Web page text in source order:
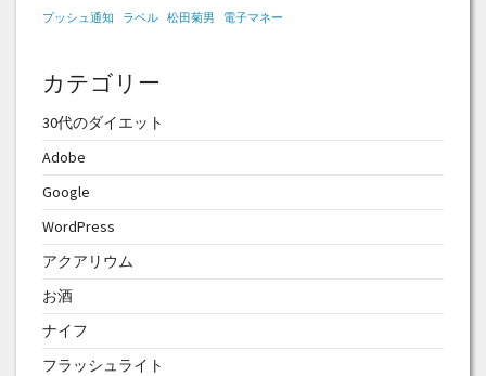
プッシュ通知 ラベル 松田菊男 電子マネー
カテゴリー
30代のダイエット
Adobe
Google
WordPress
アクアリウム
お酒
ナイフ
フラッシュライト